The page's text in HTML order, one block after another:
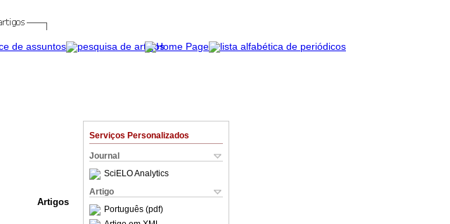
Serviços Personalizados
Journal
SciELO Analytics
Artigo
Português (pdf)
Artigos